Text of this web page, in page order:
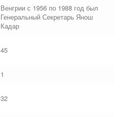
Венгрии с 1956 по 1988 год был
Генеральный Секретарь Янош
Кадар
45
1
32